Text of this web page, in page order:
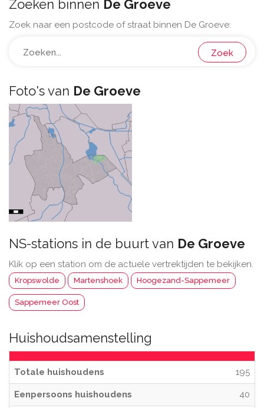
Zoeken binnen De Groeve
Zoek naar een postcode of straat binnen De Groeve:
Zoek
Foto's van De Groeve
NS-stations in de buurt van De Groeve
Klik op een station om de actuele vertrektijden te bekijken.
Kropswolde Martenshoek Hoogezand-Sappemeer
Sappemeer Oost
Huishoudsamenstelling
Totale huishoudens 195
Eenpersoons huishoudens 40